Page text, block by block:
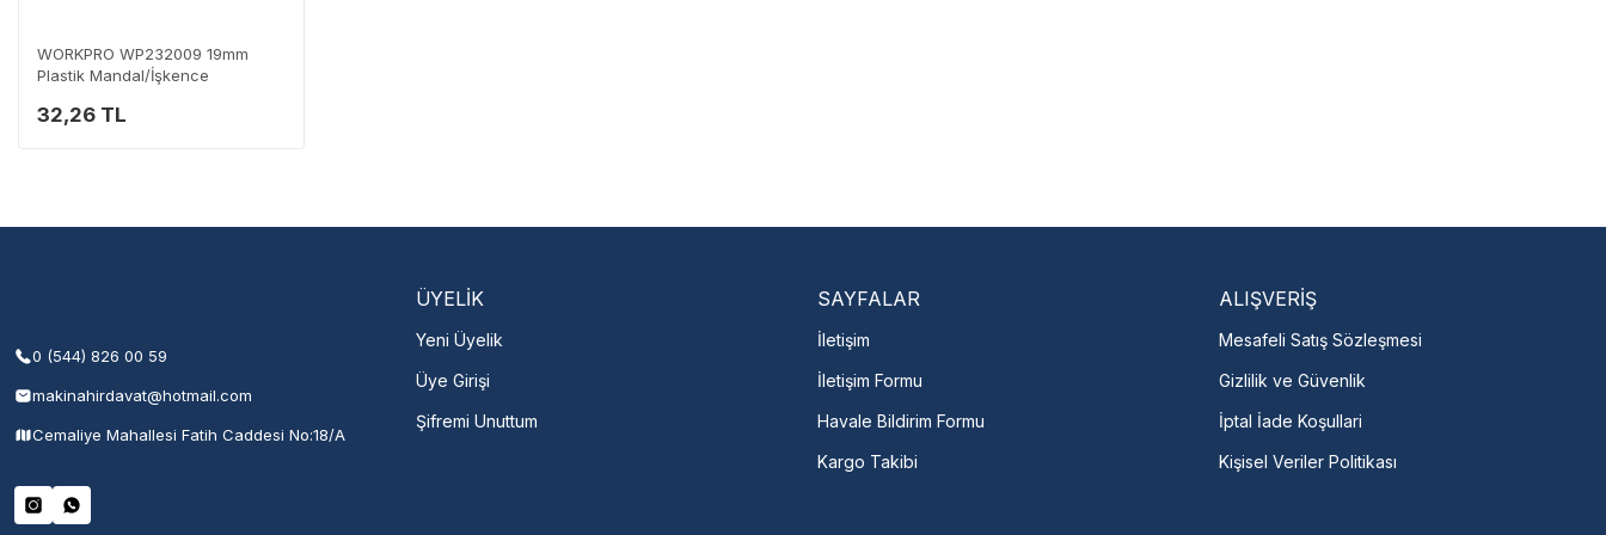
WORKPRO WP232009 19mm
Plastik Mandal/İşkence
32,26 TL
0 (544) 826 00 59
makinahirdavat@hotmail.com
Cemaliye Mahallesi Fatih Caddesi No:18/A
ÜYELİK
Yeni Üyelik
Üye Girişi
Şifremi Unuttum
SAYFALAR
İletişim
İletişim Formu
Havale Bildirim Formu
Kargo Takibi
ALIŞVERİŞ
Mesafeli Satış Sözleşmesi
Gizlilik ve Güvenlik
İptal İade Koşullari
Kişisel Veriler Politikası